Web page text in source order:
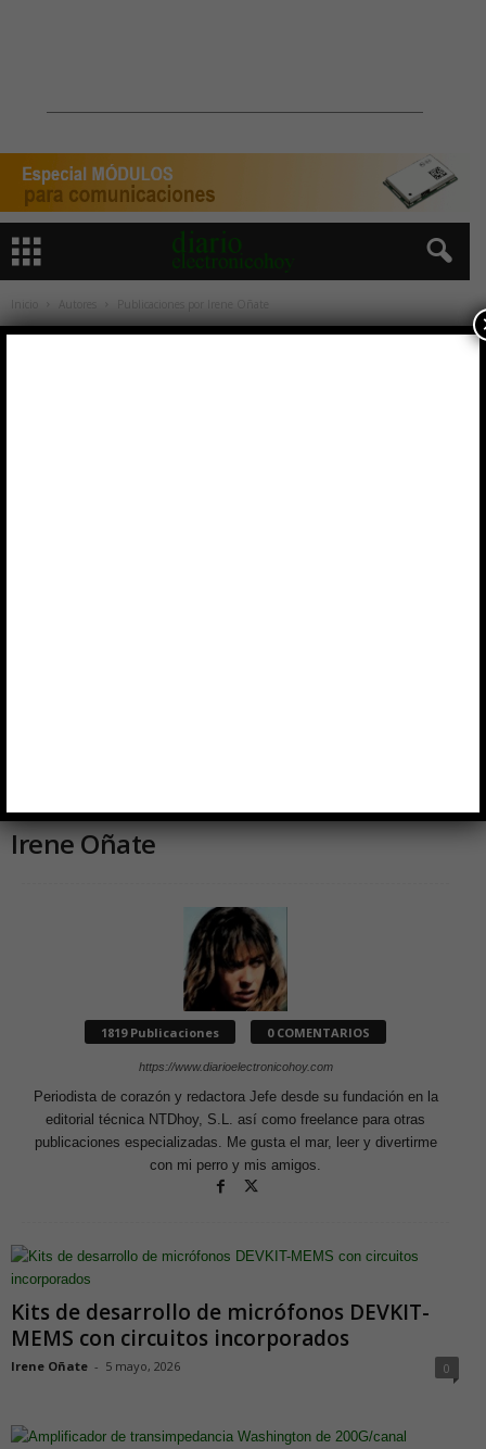
Inicio Autores Publicaciones por Irene Oñate
Irene Oñate
1819 Publicaciones 0 COMENTARIOS
https://www.diarioelectronicohoy.com
Periodista de corazón y redactora Jefe desde su fundación en la
editorial técnica NTDhoy, S.L. así como freelance para otras
publicaciones especializadas. Me gusta el mar, leer y divertirme
con mi perro y mis amigos.
Kits de desarrollo de micrófonos DEVKIT-
MEMS con circuitos incorporados
Irene Oñate - 5 mayo, 2026 0